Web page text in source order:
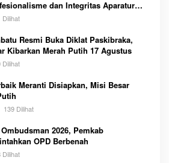
dan Integritas Aparatur
Dilihat
Resmi Buka Diklat Paskibraka,
Kibarkan Merah Putih 17 Agustus
Dilihat
Meranti Disiapkan, Misi Besar
139 Dilihat
2026, Pemkab
OPD Berbenah
Dilihat